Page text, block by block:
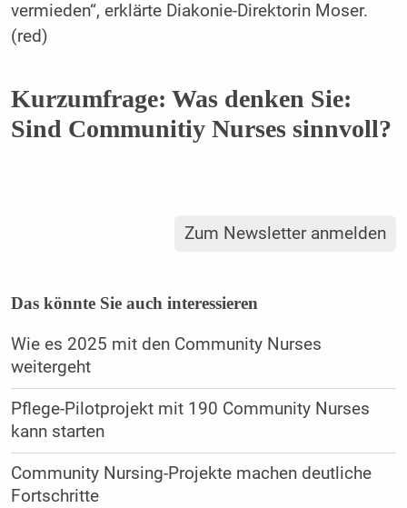
vermieden“, erklärte Diakonie-Direktorin Moser.
(red)
Kurzumfrage: Was denken Sie:
Sind Communitiy Nurses sinnvoll?
Zum Newsletter anmelden
Das könnte Sie auch interessieren
Wie es 2025 mit den Community Nurses
weitergeht
Pflege-Pilotprojekt mit 190 Community Nurses
kann starten
Community Nursing-Projekte machen deutliche
Fortschritte